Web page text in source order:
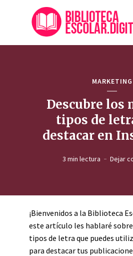
MARKETING
Descubre los
tipos de
destacar en
3 min lectura Dejar
¡Bienvenidos a la Biblioteca
este artículo les hablaré
tipos de letra que puedes
para destacar tus